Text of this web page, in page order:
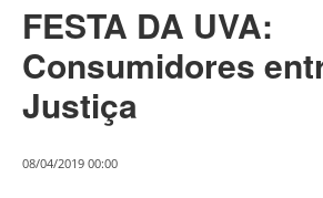
FESTA DA UVA:
Consumidores
Justiça
08/04/2019 00:00